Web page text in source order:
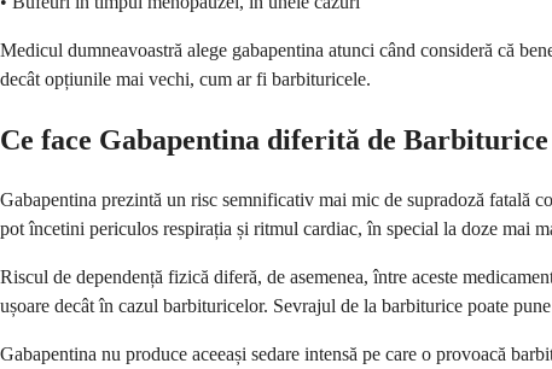
Medicul dumneavoastră alege gabapentina atunci când consideră că
decât opțiunile mai vechi, cum ar fi barbituricele.
Ce face Gabapentina diferită de
Gabapentina prezintă un risc semnificativ mai mic de supradoză fatală
pot încetini periculos respirația și ritmul cardiac, în special la doze mai
Riscul de dependență fizică diferă, de asemenea, între aceste
ușoare decât în cazul barbituricelor. Sevrajul de la barbiturice poate
Gabapentina nu produce aceeași sedare intensă pe care o provoacă